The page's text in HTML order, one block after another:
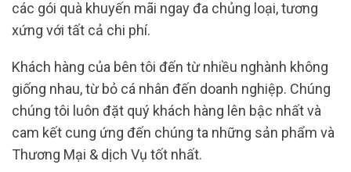
các gói quà khuyến mãi ngay đa chủng loại, tương
xứng với tất cả chi phí.
Khách hàng của bên tôi đến từ nhiều nghành không
giống nhau, từ bỏ cá nhân đến doanh nghiệp. Chúng
chúng tôi luôn đặt quý khách hàng lên bậc nhất và
cam kết cung ứng đến chúng ta những sản phẩm và
Thương Mại & dịch Vụ tốt nhất.